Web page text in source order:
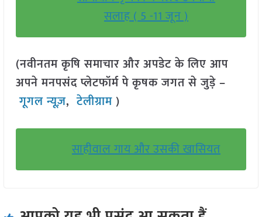
सलाह ( 5 -11 जून )
(नवीनतम कृषि समाचार और अपडेट के लिए आप
अपने मनपसंद प्लेटफॉर्म पे कृषक जगत से जुड़े –
गूगल न्यूज़,टेलीग्राम )
साहीवाल गाय और उसकी खासियत